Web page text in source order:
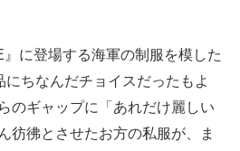
に登場する海軍の制服を模した
ちなんだチョイスだったもよ
のギャップに「あれだけ麗しい
彷彿とさせたお方の私服が、ま